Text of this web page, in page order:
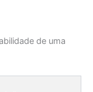
de uma